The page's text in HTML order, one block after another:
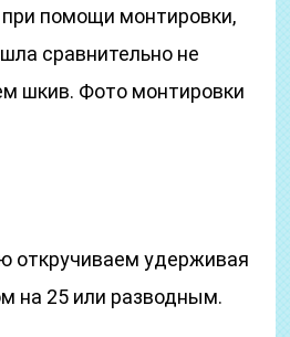
помощи монтировки,
сравнительно не
шкив. Фото монтировки
откручиваем удерживая
на 25 или разводным.